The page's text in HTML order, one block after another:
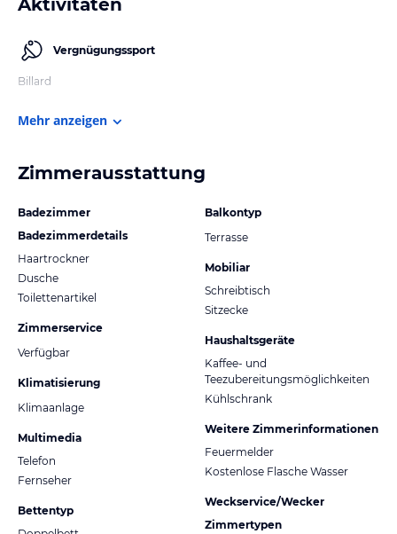
Vergnügungssport
Billard
Mehr anzeigen
Zimmerausstattung
Badezimmer
Badezimmerdetails
Haartrockner
Dusche
Toilettenartikel
Zimmerservice
Verfügbar
Klimatisierung
Klimaanlage
Multimedia
Telefon
Fernseher
Bettentyp
Balkontyp
Terrasse
Mobiliar
Schreibtisch
Sitzecke
Haushaltsgeräte
Kaffee- und
Teezubereitungsmöglichkeiten
Kühlschrank
Weitere Zimmerinformationen
Feuermelder
Kostenlose Flasche Wasser
Weckservice/Wecker
Zimmertypen